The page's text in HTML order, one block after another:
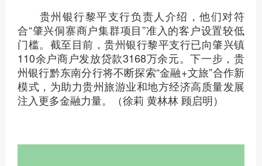
贵州银行黎平支行负责人介绍，他们对符
合“肇兴侗寨商户集群项目”准入的客户设置较低
门槛。截至目前，贵州银行黎平支行已向肇兴镇
110余户商户发放贷款3168万余元。下一步，贵
州银行黔东南分行将不断探索“金融+文旅”合作新
模式，为助力贵州旅游业和地方经济高质量发展
注入更多金融力量。（徐莉 黄林林 顾启明）